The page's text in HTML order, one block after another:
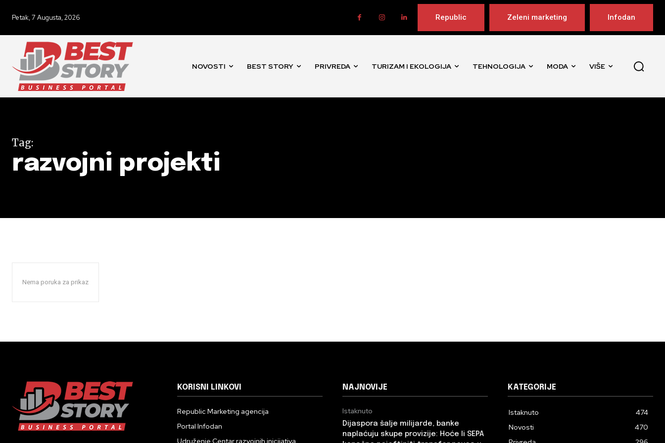
Petak, 7 Augusta, 2026 Republic Zeleni marketing Infodan
NOVOSTI BEST STORY PRIVREDA TURIZAM I EKOLOGIJA TEHNOLOGIJA MODA VIŠE
Tag:
razvojni projekti
Nema poruka za prikaz
KORISNI LINKOVI
Republic Marketing agencija
Portal Infodan
Udruženje Centar razvojnih inicijativa
NAJNOVIJE
Istaknuto
Dijaspora šalje milijarde, banke
naplaćuju skupe provizije: Hoće li SEPA
KATEGORIJE
Istaknuto
474
Novosti
470